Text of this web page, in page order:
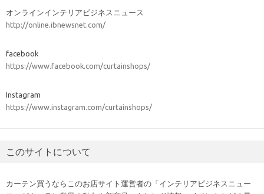
オンラインインテリアビジネスニュース
http://online.ibnewsnet.com/
facebook
https://www.facebook.com/curtainshops/
Instagram
https://www.instagram.com/curtainshops/
このサイトについて
カーテン買うならこのお店サイト運営者の「インテリアビジネスニュー